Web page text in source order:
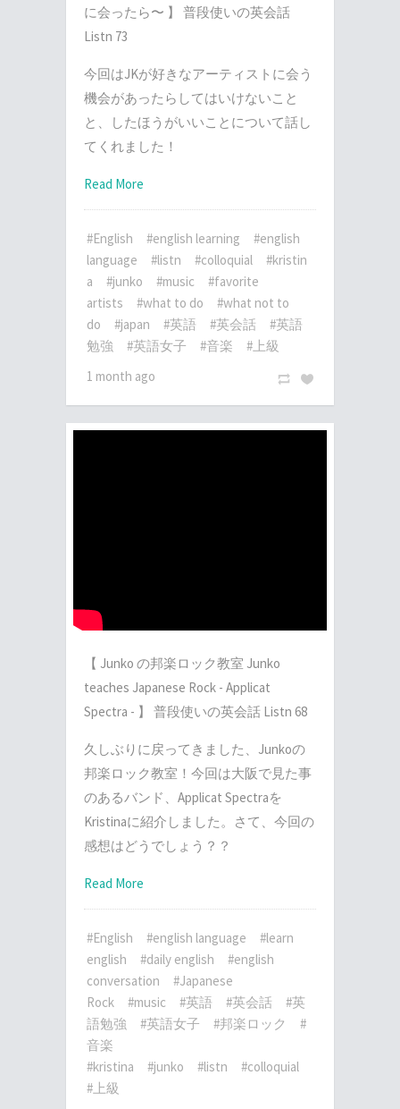
に会ったら〜 】 普段使いの英会話
Listn 73
今回はJKが好きなアーティストに会う
機会があったらしてはいけないこと
と、したほうがいいことについて話し
てくれました！
Read More
#English #english learning
#english
language
#listn #colloquial
#kristin
a
#junko #music
#favorite
artists
#what to do
#what not to
do
#japan #英語 #英会話
#英語
勉強
#英語女子 #音楽
#上級
1 month ago
【 Junko の邦楽ロック教室 Junko
teaches Japanese Rock - Applicat
Spectra - 】 普段使いの英会話 Listn 68
久しぶりに戻ってきました、Junkoの
邦楽ロック教室！今回は大阪で見た事
のあるバンド、Applicat Spectraを
Kristinaに紹介しました。さて、今回の
感想はどうでしょう？？
Read More
#English #english language
#learn
english
#daily english
#english
conversation
#Japanese
Rock
#music #英語 #英会話
#英
語勉強
#英語女子 #邦楽ロック
#
音楽
#kristina
#junko #listn
#colloquial
#上級